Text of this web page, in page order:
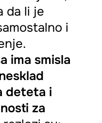
da li je
i
ima smisla
deteta i
za